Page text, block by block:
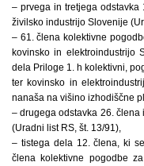
– prvega in tretjega
živilsko industrijo Slovenije
– 61. člena kolektivne
kovinsko in elektroindustrijo
dela Priloge 1. h kolektivni,
ter kovinsko in
nanaša na višino izhodiščne
– drugega odstavka 26.
(Uradni list RS, št. 13/91),
– tistega dela 12. člena, ki
člena kolektivne pogodbe